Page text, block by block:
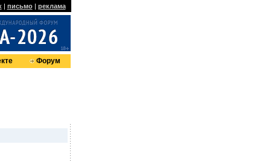
| письмо| реклама
Форум